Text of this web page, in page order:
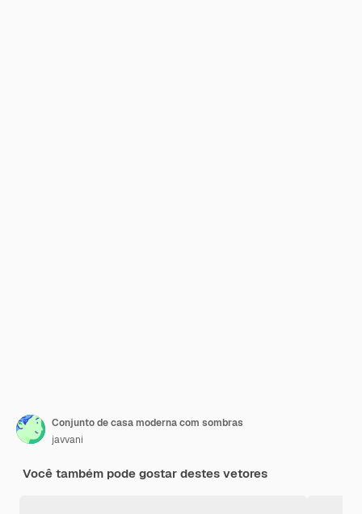
Conjunto de casa moderna com sombras
javvani
Você também pode gostar destes vetores